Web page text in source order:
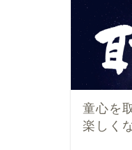
童心を
楽しく